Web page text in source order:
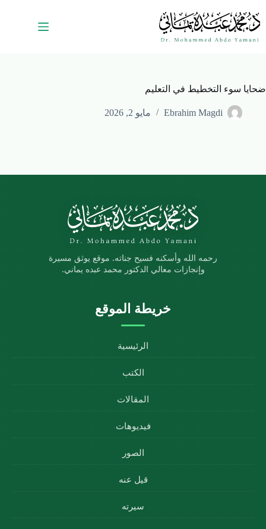
ضحايا سوء التخطيط في التعليم
Ebrahim Magdi مايو 2, 2026
رحمه الله وأسكنه فسيح جناته. موقع يوثق مسيرة
وإنجازات معالي الدكتور محمد عبده يماني.
خريطة الموقع
الرئيسية
الكتب
المقالات
فيديوهات
الصور
قيل عنه
سيرته